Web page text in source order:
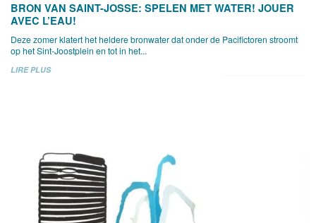
BRON VAN SAINT-JOSSE: SPELEN MET WATER! JOUER
AVEC L’EAU!
Deze zomer klatert het heldere bronwater dat onder de Pacifictoren stroomt
op het Sint-Joostplein en tot in het...
LIRE PLUS